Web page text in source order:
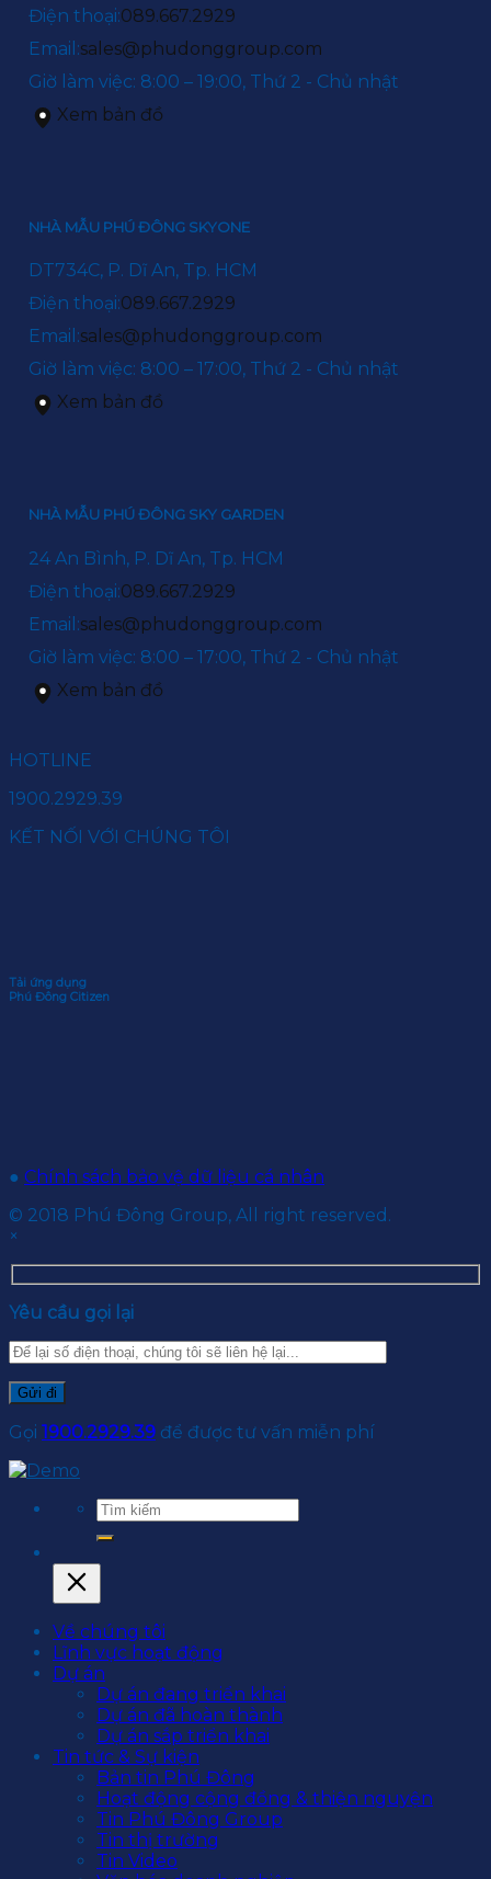
Điện thoại:089.667.2929
Email:sales@phudonggroup.com
Giờ làm việc: 8:00 – 19:00, Thứ 2 - Chủ nhật
Xem bản đồ
NHÀ MẪU PHÚ ĐÔNG SKYONE
DT734C, P. Dĩ An, Tp. HCM
Điện thoại:089.667.2929
Email:sales@phudonggroup.com
Giờ làm việc: 8:00 – 17:00, Thứ 2 - Chủ nhật
Xem bản đồ
NHÀ MẪU PHÚ ĐÔNG SKY GARDEN
24 An Bình, P. Dĩ An, Tp. HCM
Điện thoại:089.667.2929
Email:sales@phudonggroup.com
Giờ làm việc: 8:00 – 17:00, Thứ 2 - Chủ nhật
Xem bản đồ
HOTLINE
1900.2929.39
KẾT NỐI VỚI CHÚNG TÔI
Tải ứng dụng
Phú Đông Citizen
● Chính sách bảo vệ dữ liệu cá nhân
© 2018 Phú Đông Group, All right reserved.
×
Yêu cầu gọi lại
Gọi 1900.2929.39 để được tư vấn miễn phí
Về chúng tôi
Lĩnh vực hoạt động
Dự án
Dự án đang triển khai
Dự án đã hoàn thành
Dự án sắp triển khai
Tin tức & Sự kiện
Bản tin Phú Đông
Hoạt động cộng đồng & thiện nguyện
Tin Phú Đông Group
Tin thị trường
Tin Video